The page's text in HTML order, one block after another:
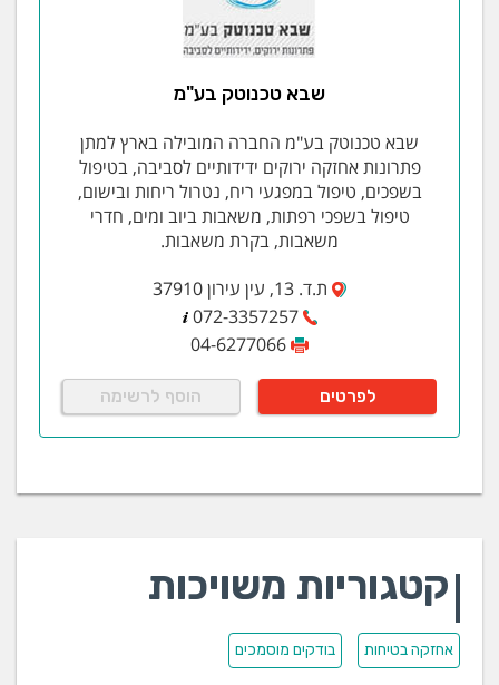
שבא טכנוטק בע"מ
שבא טכנוטק בע"מ החברה המובילה בארץ למתן
פתרונות אחזקה ירוקים ידידותיים לסביבה, בטיפול
בשפכים, טיפול במפגעי ריח, נטרול ריחות ובישום,
טיפול בשפכי רפתות, משאבות ביוב ומים, חדרי
משאבות, בקרת משאבות.
ת.ד. 13, עין עירון 37910
072-3357257
04-6277066
לפרטים הוסף לרשימה
קטגוריות משויכות
אחזקה בטיחות בודקים מוסמכים